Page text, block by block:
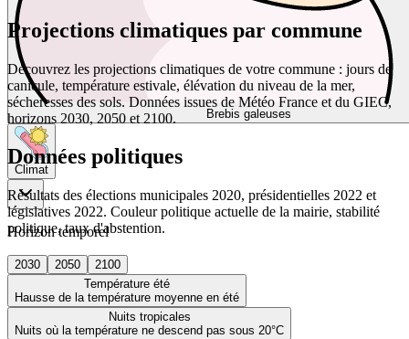
Brebis galeuses
Climat
Horizon temporel
2030 2050
2100
Température été
Hausse de la température moyenne en été
Nuits tropicales
Nuits où la température ne descend pas sous 20°C
Projections climatiques par commune
Découvrez les projections climatiques de votre commune : jours de
canicule, température estivale, élévation du niveau de la mer,
sécheresses des sols. Données issues de Météo France et du GIEC,
horizons 2030, 2050 et 2100.
Données politiques
Résultats des élections municipales 2020, présidentielles 2022 et
législatives 2022. Couleur politique actuelle de la mairie, stabilité
politique, taux d'abstention.